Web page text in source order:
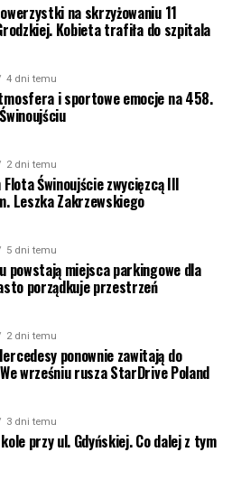
na skrzyżowaniu 11
Kobieta trafiła do szpitala
4 dni temu
i sportowe emocje na 458.
2 dni temu
Świnoujście zwycięzcą III
Leszka Zakrzewskiego
5 dni temu
powstają miejsca parkingowe dla
porządkuje przestrzeń
2 dni temu
ponownie zawitają do
wrześniu rusza StarDrive Poland
3 dni temu
przy ul. Gdyńskiej. Co dalej z tym